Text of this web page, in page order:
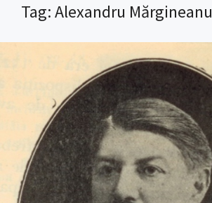
Tag:Alexandru Mărgineanu